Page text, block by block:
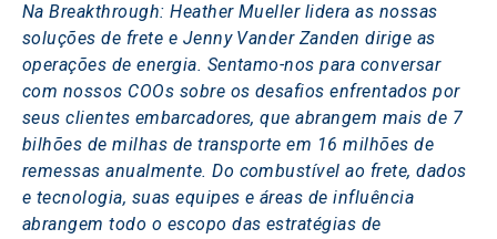
Na Breakthrough: Heather Mueller lidera as nossas
soluções de frete e Jenny Vander Zanden dirige as
operações de energia. Sentamo-nos para conversar
com nossos COOs sobre os desafios enfrentados por
seus clientes embarcadores, que abrangem mais de 7
bilhões de milhas de transporte em 16 milhões de
remessas anualmente. Do combustível ao frete, dados
e tecnologia, suas equipes e áreas de influência
abrangem todo o escopo das estratégias de